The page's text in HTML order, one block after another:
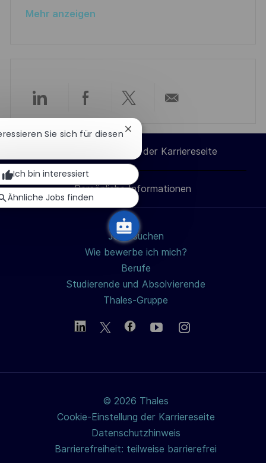
u
r
n
l
c
h
u
n
Mehr anzeigen
Über
LinkedIn
teilen
Über
Facebook
teilen
Über
Twitter
teilen
E-
Mail
teilen
Cookie-Einstellungen der Karriereseite
Persönliche Informationen
Jobs suchen
Wie bewerbe ich mich?
Berufe
Studierende und Absolvierende
Thales-Gruppe
© 2026 Thales
Cookie-Einstellung der Karriereseite
Datenschutzhinweis
Barrierefreiheit: teilweise barrierefrei
Sie sich für diesen Chatbot-
schließen
Ich bin interessiert
Ähnliche Jobs finden